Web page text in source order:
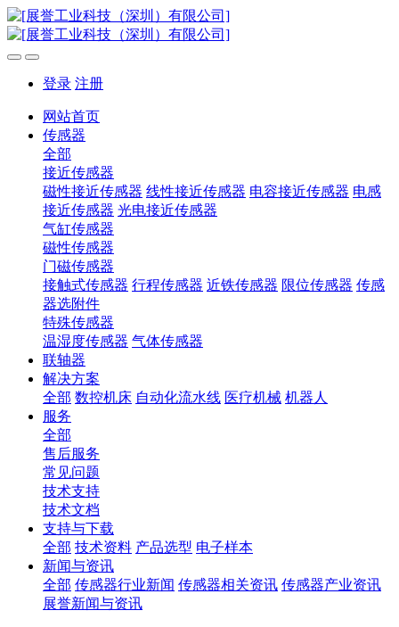
登录 注册
网站首页
传感器
全部
接近传感器
磁性接近传感器 线性接近传感器 电容接近传感器 电感
接近传感器 光电接近传感器
气缸传感器
磁性传感器
门磁传感器
接触式传感器 行程传感器 近铁传感器 限位传感器 传感
器选附件
特殊传感器
温湿度传感器 气体传感器
联轴器
解决方案
全部 数控机床 自动化流水线 医疗机械 机器人
服务
全部
售后服务
常见问题
技术支持
技术文档
支持与下载
全部 技术资料 产品选型 电子样本
新闻与资讯
全部 传感器行业新闻 传感器相关资讯 传感器产业资讯
展誉新闻与资讯